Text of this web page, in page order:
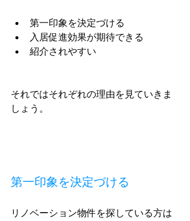
第一印象を決定づける
入居促進効果が期待できる
紹介されやすい
それではそれぞれの理由を見ていきま
しょう。
第一印象を決定づける
リノベーション物件を探している方は